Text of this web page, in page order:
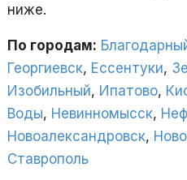
ниже.
По городам:
Георгиевск, Ессентуки,
Изобильный, Ипатово,
Воды, Невинномысск,
Новоалександровск,
Ставрополь